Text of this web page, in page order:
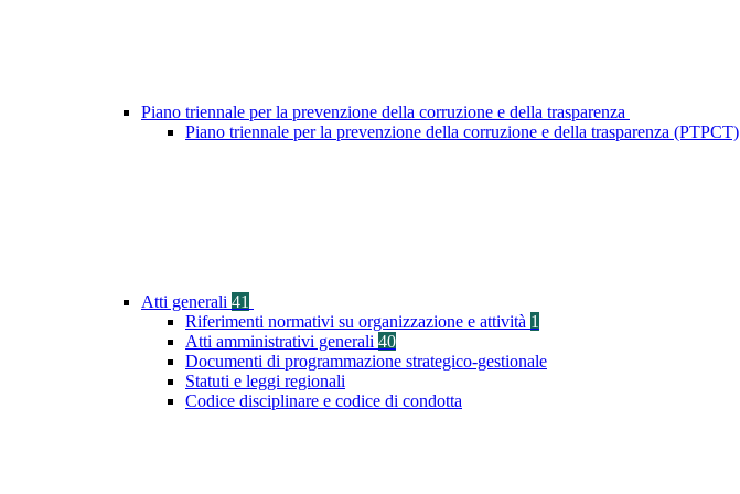
Piano triennale per la prevenzione della corruzione e della trasparenza
Piano triennale per la prevenzione della corruzione e della trasparenza (PTPCT)
Atti generali 41
Riferimenti normativi su organizzazione e attività 1
Atti amministrativi generali 40
Documenti di programmazione strategico-gestionale
Statuti e leggi regionali
Codice disciplinare e codice di condotta